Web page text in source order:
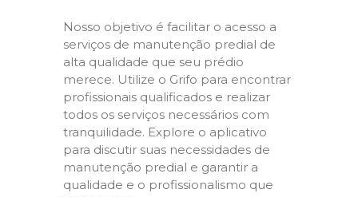
Nosso objetivo é facilitar o acesso a
serviços de manutenção predial de
alta qualidade que seu prédio
merece. Utilize o Grifo para encontrar
profissionais qualificados e realizar
todos os serviços necessários com
tranquilidade. Explore o aplicativo
para discutir suas necessidades de
manutenção predial e garantir a
qualidade e o profissionalismo que